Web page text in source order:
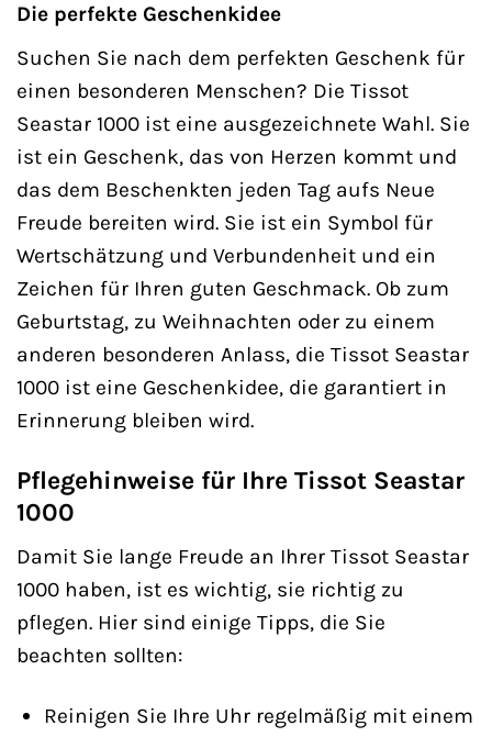
Die perfekte Geschenkidee
Suchen Sie nach dem perfekten Geschenk für
einen besonderen Menschen? Die Tissot
Seastar 1000 ist eine ausgezeichnete Wahl. Sie
ist ein Geschenk, das von Herzen kommt und
das dem Beschenkten jeden Tag aufs Neue
Freude bereiten wird. Sie ist ein Symbol für
Wertschätzung und Verbundenheit und ein
Zeichen für Ihren guten Geschmack. Ob zum
Geburtstag, zu Weihnachten oder zu einem
anderen besonderen Anlass, die Tissot Seastar
1000 ist eine Geschenkidee, die garantiert in
Erinnerung bleiben wird.
Pflegehinweise für Ihre Tissot Seastar
1000
Damit Sie lange Freude an Ihrer Tissot Seastar
1000 haben, ist es wichtig, sie richtig zu
pflegen. Hier sind einige Tipps, die Sie
beachten sollten:
Reinigen Sie Ihre Uhr regelmäßig mit einem